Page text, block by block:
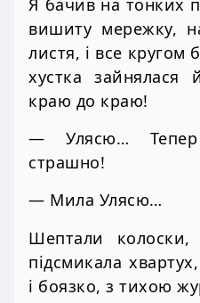
вишиту мережку,
листя, і все кругом
хустка зайнялася
краю до краю!
— Улясю…
страшно!
— Мила Улясю…
Шептали
підсмикала
і боязко, з тихою